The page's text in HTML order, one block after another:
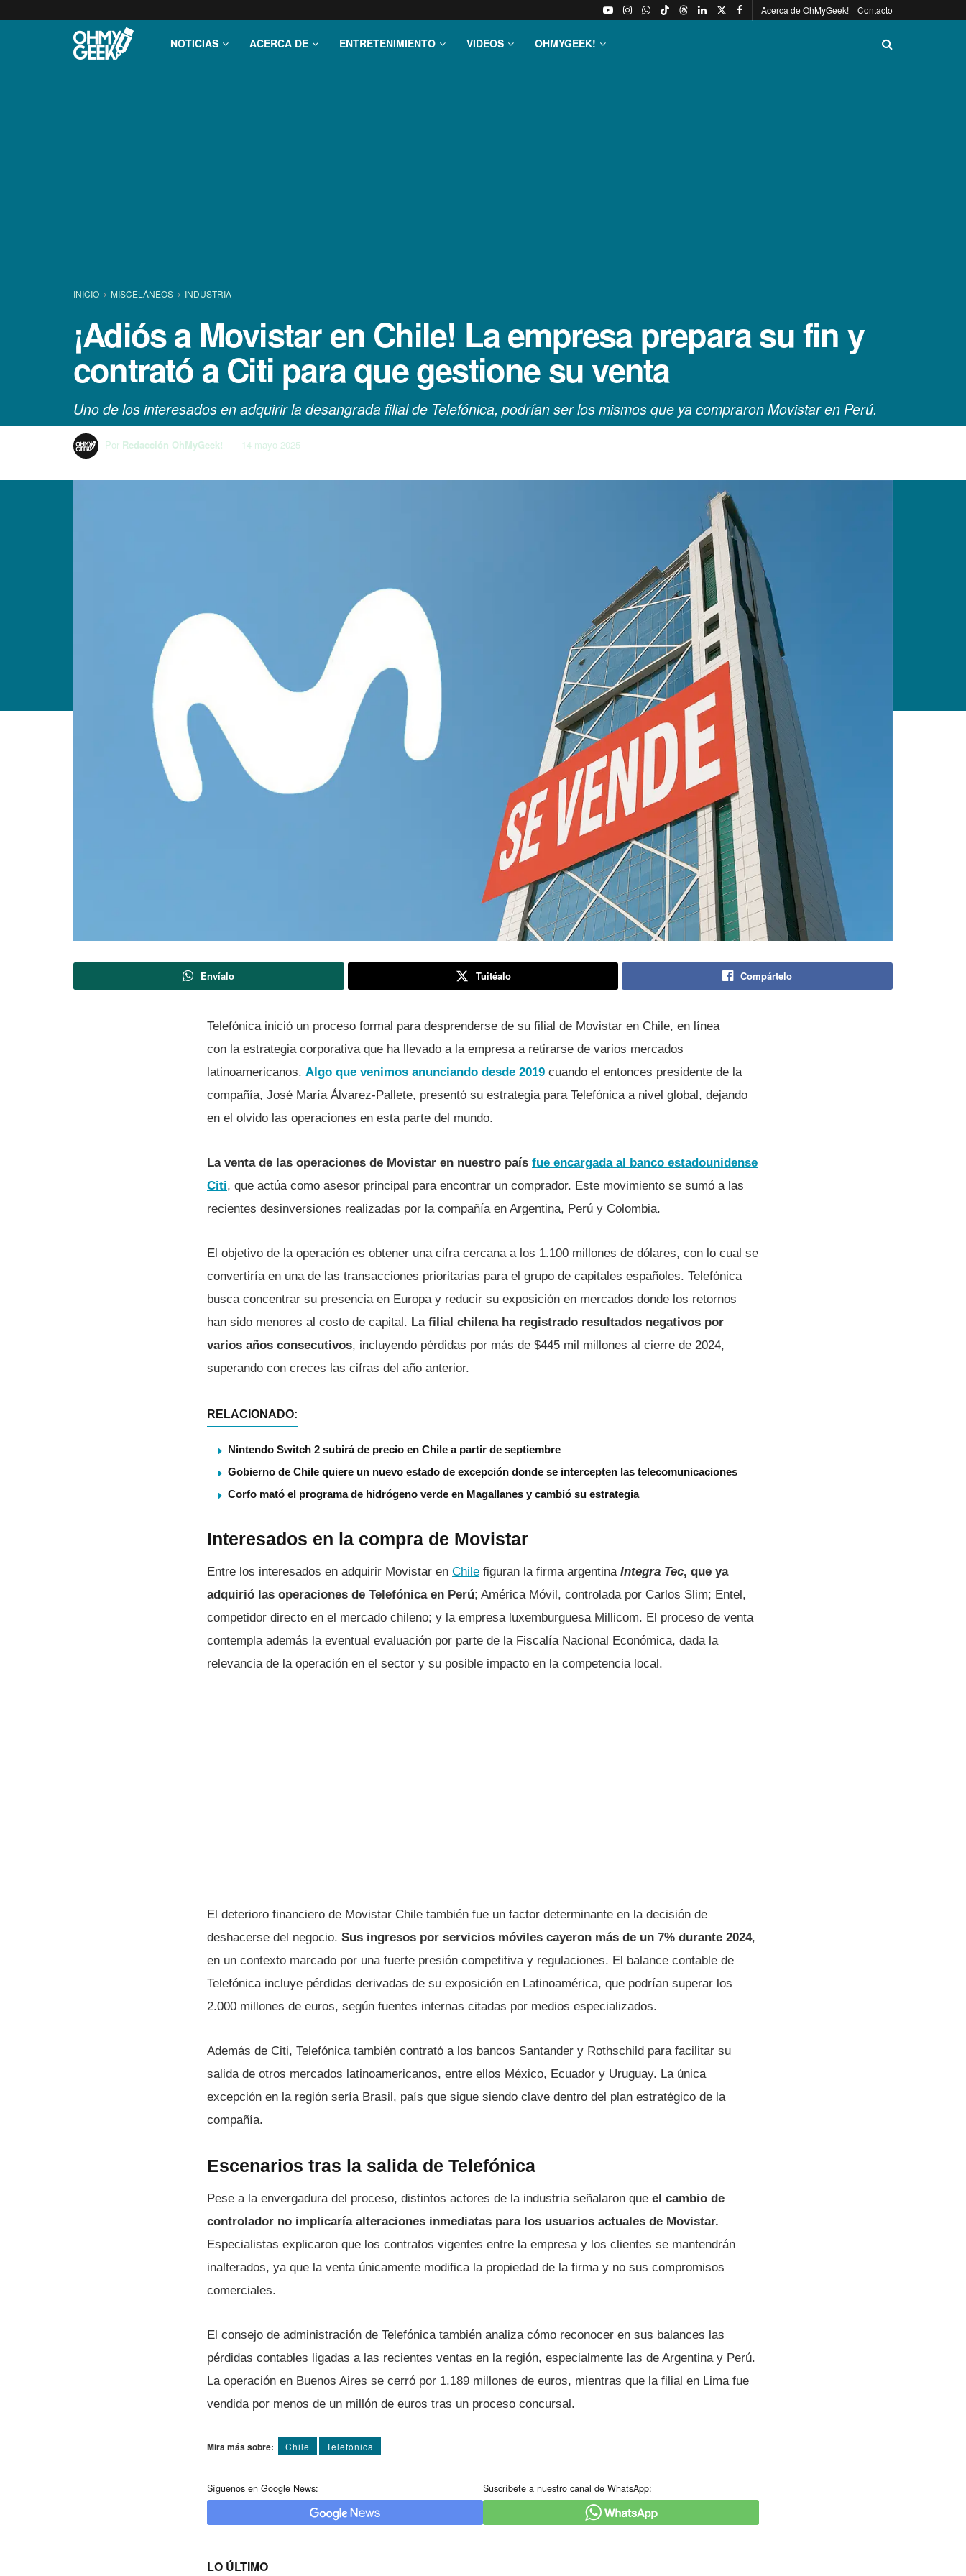
Acerca de OhMyGeek! Contacto
NOTICIAS ACERCA DE ENTRETENIMIENTO VIDEOS OHMYGEEK!
INICIO MISCELÁNEOS INDUSTRIA
¡Adiós a Movistar en Chile! La empresa prepara su fin y
contrató a Citi para que gestione su venta
Uno de los interesados en adquirir la desangrada filial de Telefónica, podrían ser los mismos que ya compraron Movistar en Perú.
Por Redacción OhMyGeek! 14 mayo 2025
Envíalo Tuitéalo Compártelo
Telefónica inició un proceso formal para desprenderse de su filial de Movistar en Chile, en línea
con la estrategia corporativa que ha llevado a la empresa a retirarse de varios mercados
latinoamericanos. Algo que venimos anunciando desde 2019 cuando el entonces presidente de la
compañía, José Marí­a Álvarez-Pallete, presentó su estrategia para Telefónica a nivel global, dejando
en el olvido las operaciones en esta parte del mundo.
La venta de las operaciones de Movistar en nuestro país fue encargada al banco estadounidense
Citi, que actúa como asesor principal para encontrar un comprador. Este movimiento se sumó a las
recientes desinversiones realizadas por la compañía en Argentina, Perú y Colombia.
El objetivo de la operación es obtener una cifra cercana a los 1.100 millones de dólares, con lo cual se
convertiría en una de las transacciones prioritarias para el grupo de capitales españoles. Telefónica
busca concentrar su presencia en Europa y reducir su exposición en mercados donde los retornos
han sido menores al costo de capital. La filial chilena ha registrado resultados negativos por
varios años consecutivos, incluyendo pérdidas por más de $445 mil millones al cierre de 2024,
superando con creces las cifras del año anterior.
RELACIONADO:
Nintendo Switch 2 subirá de precio en Chile a partir de septiembre
Gobierno de Chile quiere un nuevo estado de excepción donde se intercepten las telecomunicaciones
Corfo mató el programa de hidrógeno verde en Magallanes y cambió su estrategia
Interesados en la compra de Movistar
Entre los interesados en adquirir Movistar en Chile figuran la firma argentina Integra Tec, que ya
adquirió las operaciones de Telefónica en Perú; América Móvil, controlada por Carlos Slim; Entel,
competidor directo en el mercado chileno; y la empresa luxemburguesa Millicom. El proceso de venta
contempla además la eventual evaluación por parte de la Fiscalía Nacional Económica, dada la
relevancia de la operación en el sector y su posible impacto en la competencia local.
El deterioro financiero de Movistar Chile también fue un factor determinante en la decisión de
deshacerse del negocio. Sus ingresos por servicios móviles cayeron más de un 7% durante 2024,
en un contexto marcado por una fuerte presión competitiva y regulaciones. El balance contable de
Telefónica incluye pérdidas derivadas de su exposición en Latinoamérica, que podrían superar los
2.000 millones de euros, según fuentes internas citadas por medios especializados.
Además de Citi, Telefónica también contrató a los bancos Santander y Rothschild para facilitar su
salida de otros mercados latinoamericanos, entre ellos México, Ecuador y Uruguay. La única
excepción en la región sería Brasil, país que sigue siendo clave dentro del plan estratégico de la
compañía.
Escenarios tras la salida de Telefónica
Pese a la envergadura del proceso, distintos actores de la industria señalaron que el cambio de
controlador no implicaría alteraciones inmediatas para los usuarios actuales de Movistar.
Especialistas explicaron que los contratos vigentes entre la empresa y los clientes se mantendrán
inalterados, ya que la venta únicamente modifica la propiedad de la firma y no sus compromisos
comerciales.
El consejo de administración de Telefónica también analiza cómo reconocer en sus balances las
pérdidas contables ligadas a las recientes ventas en la región, especialmente las de Argentina y Perú.
La operación en Buenos Aires se cerró por 1.189 millones de euros, mientras que la filial en Lima fue
vendida por menos de un millón de euros tras un proceso concursal.
Mira más sobre: Chile Telefónica
Síguenos en Google News: Suscríbete a nuestro canal de WhatsApp:
LO ÚLTIMO